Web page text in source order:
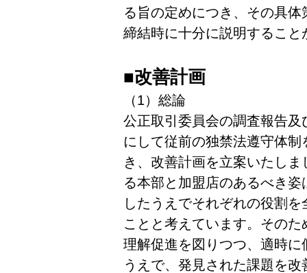
る旨の定めにつき、その具
締結時に十分に説明すること
■改善計画
（1）総論
公正取引委員会の調査報告
にして従前の独禁法遵守体
き、改善計画を立案いたし
る本部と加盟店のあるべき
したうえでそれぞれの役割
ことと考えています。その
理解促進を図りつつ、適時
うえで、発見された課題を